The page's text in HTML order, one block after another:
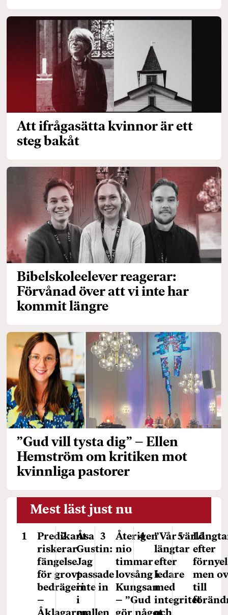
Att ifrågasätta kvinnor är ett
steg bakåt
Bibelskoleelever reagerar:
Förvånad över att vi inte har
kommit längre
”Gud vill tysta dig” – Ellen
Hemström om kritiken mot
kvinnliga pastorer
Mest läst just nu
Predikant
riskerar
fängelse
för grovt
bedrägeri
–
Åsa
Gustin:
Jag
passade
inte in
i
Återigen
nio
timmar
lovsång i
Kungsan
– ”Gud
”Vår värld
längtar
efter
ledare
med
integritet
efter
men
till